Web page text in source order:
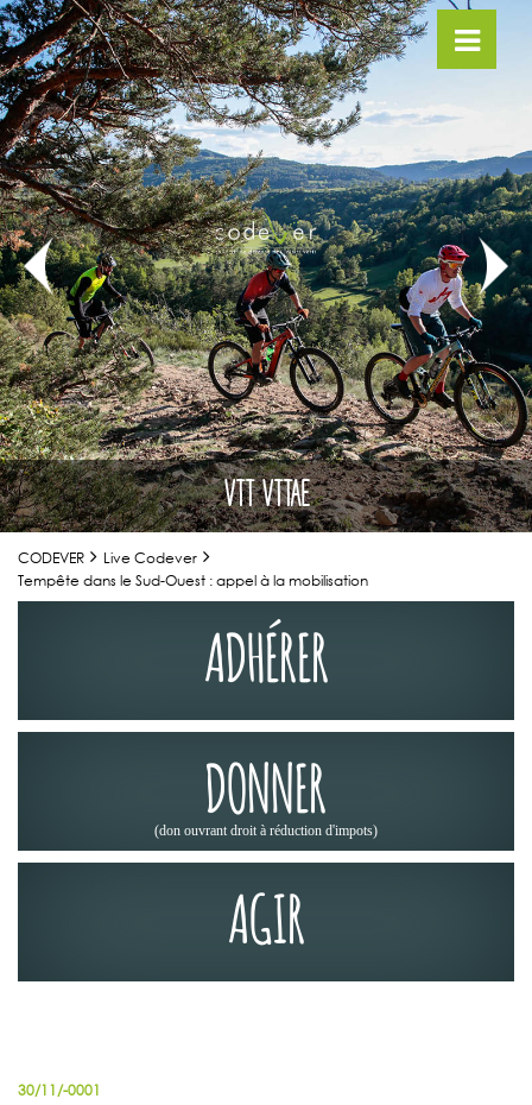
VTT VTTAE
CODEVER
Live Codever
Tempête dans le Sud-Ouest : appel à la mobilisation
ADHÉRER
DONNER
(don ouvrant droit à réduction d'impots)
AGIR
30/11/-0001